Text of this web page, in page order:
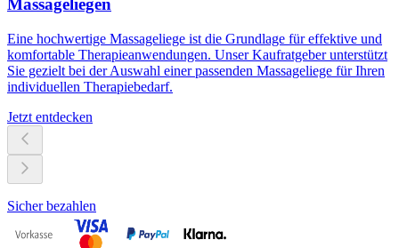
Massageliegen
Eine hochwertige Massageliege ist die Grundlage für effektive und
komfortable Therapieanwendungen. Unser Kaufratgeber unterstützt
Sie gezielt bei der Auswahl einer passenden Massageliege für Ihren
individuellen Therapiebedarf.
Jetzt entdecken
Sicher bezahlen